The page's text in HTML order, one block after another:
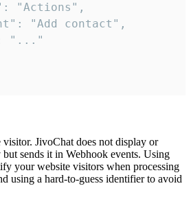
"Actions",
"Add contact",
"..."
JivoChat does not display or
sends it in Webhook events. Using
your website visitors when processing
using a hard-to-guess identifier to avoid